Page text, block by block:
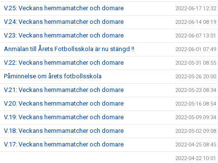
V.25: Veckans hemmamatcher och domare 2022-06-17 12:32
V.24: Veckans hemmamatcher och domare 2022-06-14 08:19
V.23: Veckans hemmamatcher och domare 2022-06-07 13:01
Anmälan till Årets Fotbollsskola är nu stängd !! 2022-06-01 07:49
V.22: Veckans hemmamatcher och domare 2022-05-31 08:55
Påminnelse om årets fotbollsskola 2022-05-26 20:00
V.21: Veckans hemmamatcher och domare 2022-05-23 08:34
V.20: Veckans hemmamatcher och domare 2022-05-16 08:54
V.19: Veckans hemmamatcher och domare 2022-05-09 09:34
V.18: Veckans hemmamatcher och domare 2022-05-02 09:08
V.17: Veckans hemmamatcher och domare 2022-04-25 08:45
2022-04-22 10:01